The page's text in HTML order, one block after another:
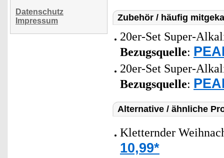
Datenschutz
Impressum
Zubehör / häufig
20er-Set Super-
Bezugsquelle:
20er-Set Super-
Bezugsquelle:
Alternative / ähnliche
Kletternder
10,99*